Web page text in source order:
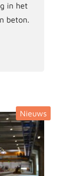
in het
beton.
Nieuws